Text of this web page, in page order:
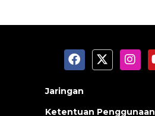
Jaringan
Ketentuan Penggunaan